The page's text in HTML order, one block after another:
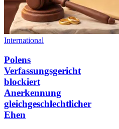
International
Polens
Verfassungsgericht
blockiert
Anerkennung
gleichgeschlechtlicher
Ehen